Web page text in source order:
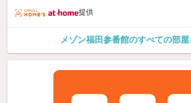
提供
メゾン福田参番館のすべての部屋